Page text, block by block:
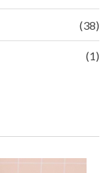
(38)
(1)